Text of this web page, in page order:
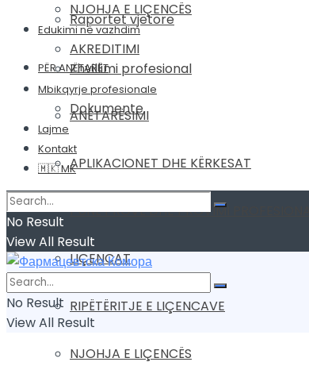
Raportet vjetore
PËR ANËTARËT
ANËTARËSIMI
APLIKACIONET DHE KËRKESAT
PUNË PROVË DHE PROVIMI PROFESIONAL
LIÇENCAT
RIPËTËRITJE E LIÇENCAVE
NJOHJA E LIÇENCËS
NJOHJA E LIÇENCËS
Edukimi në vazhdim
AKREDITIMI
Zhvillimi profesional
Mbikqyrje profesionale
Dokumente
Lajme
Kontakt
🇲🇰 MK
No Result
View All Result
No Result
View All Result